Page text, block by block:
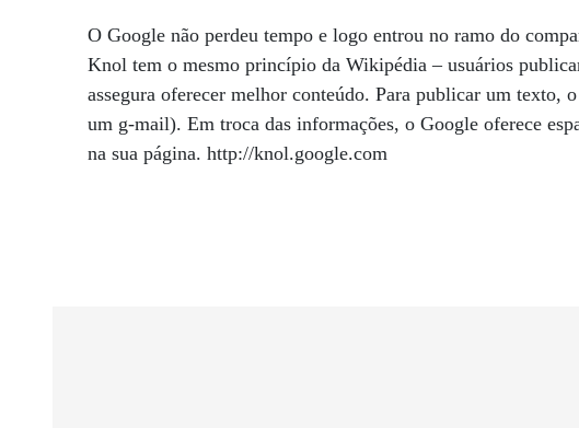
O Google não perdeu tempo e logo entrou no ramo do
Knol tem o mesmo princípio da Wikipédia – usuários
assegura oferecer melhor conteúdo. Para publicar um texto,
um g-mail). Em troca das informações, o Google oferece
na sua página. http://knol.google.com